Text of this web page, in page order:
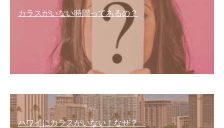
カラスがいない時間ってあるの？
ハワイにカラスがいない！なぜ？